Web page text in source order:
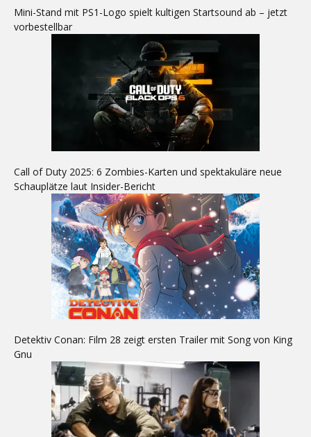
Mini-Stand mit PS1-Logo spielt kultigen Startsound ab – jetzt
vorbestellbar
Call of Duty 2025: 6 Zombies-Karten und spektakuläre neue
Schauplätze laut Insider-Bericht
Detektiv Conan: Film 28 zeigt ersten Trailer mit Song von King
Gnu